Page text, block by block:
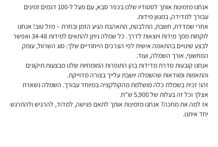
אנחנו מזמינות אותך לסטודיו שלנו בכפר סבא, עם מעל ל-100 דגמים זמינים
עבורך למדידה, במגוון מידות.
אחרי שמדדת, חשבת, התלבטת, התאהבת הגיע הזמן ובחרת – מזל טוב! אנחנו
לוקחות ממך מידות ויוצאות לדרך. כל שמלה ניתן להתאים למידות 34-48 ואפשר
לבצע שינויים בהתאמה אישית לפי הצרכים הייחודיים שלך: סוג השרוול, עומק
המחשוף, אורך השמלה, ועוד.
אנחנו קובעות סדרת מדידות בהן התופרות המומחיות שלנו מבצעות תיקונים
והתאמות ומוודאות שהשמלה יושבת עלייך בצורה מדוייקת.
זהו! זכית בשמלת כלה מושלמת מהקולקציה במיוחד עבורך. השמלה נשארת
אצלך וכל זה בעלות של 5,900 ש"ח.
אז למה את מחכה? אנחנו מזמינות אותך לתאם פגישה, למדוד, להרגיש ולהתרגש
יחד איתנו.